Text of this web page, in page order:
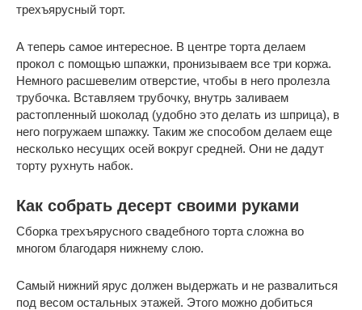
трехъярусный торт.
А теперь самое интересное. В центре торта делаем
прокол с помощью шпажки, пронизываем все три коржа.
Немного расшевелим отверстие, чтобы в него пролезла
трубочка. Вставляем трубочку, внутрь заливаем
растопленный шоколад (удобно это делать из шприца), в
него погружаем шпажку. Таким же способом делаем еще
несколько несущих осей вокруг средней. Они не дадут
торту рухнуть набок.
Как собрать десерт своими руками
Сборка трехъярусного свадебного торта сложна во
многом благодаря нижнему слою.
Самый нижний ярус должен выдержать и не развалиться
под весом остальных этажей. Этого можно добиться